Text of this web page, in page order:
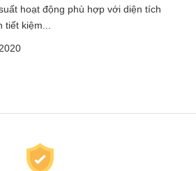
hoạt động phù hợp với diện tích
kiệm...